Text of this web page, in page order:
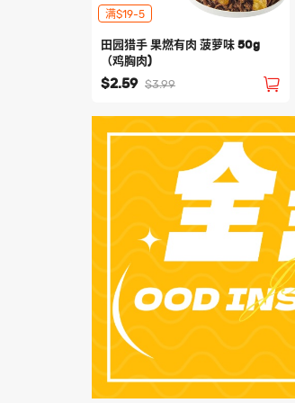
满$19-5
田园猎手 果燃有肉 菠萝味 50g
（鸡胸肉)
$2.59 $3.99